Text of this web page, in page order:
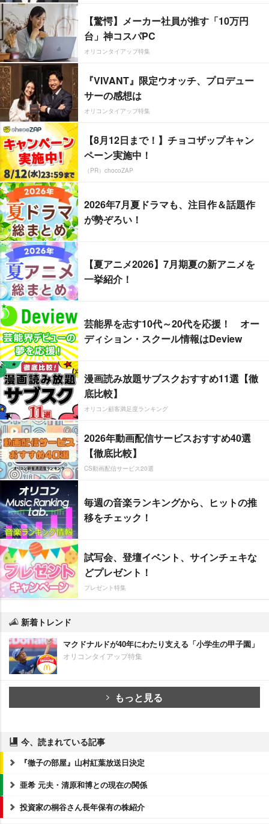
【驚愕】メーカー社員が推す「10万円
台」神コスパPC
オリコンタイアップ特集
『VIVANT』限定ウオッチ、プロデュー
サーの感想は
オリコンタイアップ特集
【8月12日まで！】チョコザップキャン
ペーン実施中！
（PR）chocoZAP
2026年7月夏ドラマも、注目作＆話題作
が勢ぞろい！
【夏アニメ2026】7月期夏の新アニメを
一挙紹介！
芸能界を志す10代～20代を応援！ オー
ディション・スクール情報はDeview
漫画読み放題サブスクおすすめ11選【徹
底比較】
オリコン顧客満足度ランキング
2026年動画配信サービスおすすめ40選
【徹底比較】
CS動画配信サービス20選
毎週の音楽ランキングから、ヒットの推
移をチェック！
試写会、登壇イベント、サインチェキな
どプレゼント！
プレゼント特集
新着トレンド
マクドナルドが40年にわたり支える「小学生の甲子園」
オリコンタイアップ特集
もっと見る
今、読まれている記事
『徹子の部屋』山村紅葉放送日決定
亜希 元夫・清原和博との現在の関係
投資家の桐谷さん長年保有の株紹介